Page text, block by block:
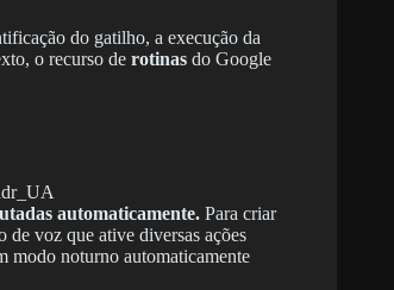
do gatilho, a execução da
o recurso de rotinas do Google
automaticamente. Para criar
voz que ative diversas ações
modo noturno automaticamente